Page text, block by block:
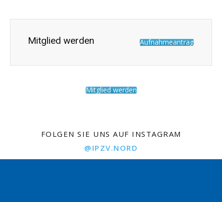
Mitglied werden Aufnahmeantrag
Mitglied werden
FOLGEN SIE UNS AUF INSTAGRAM
@IPZV.NORD